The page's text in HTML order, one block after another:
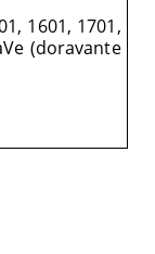
1601, 1701,
(doravante